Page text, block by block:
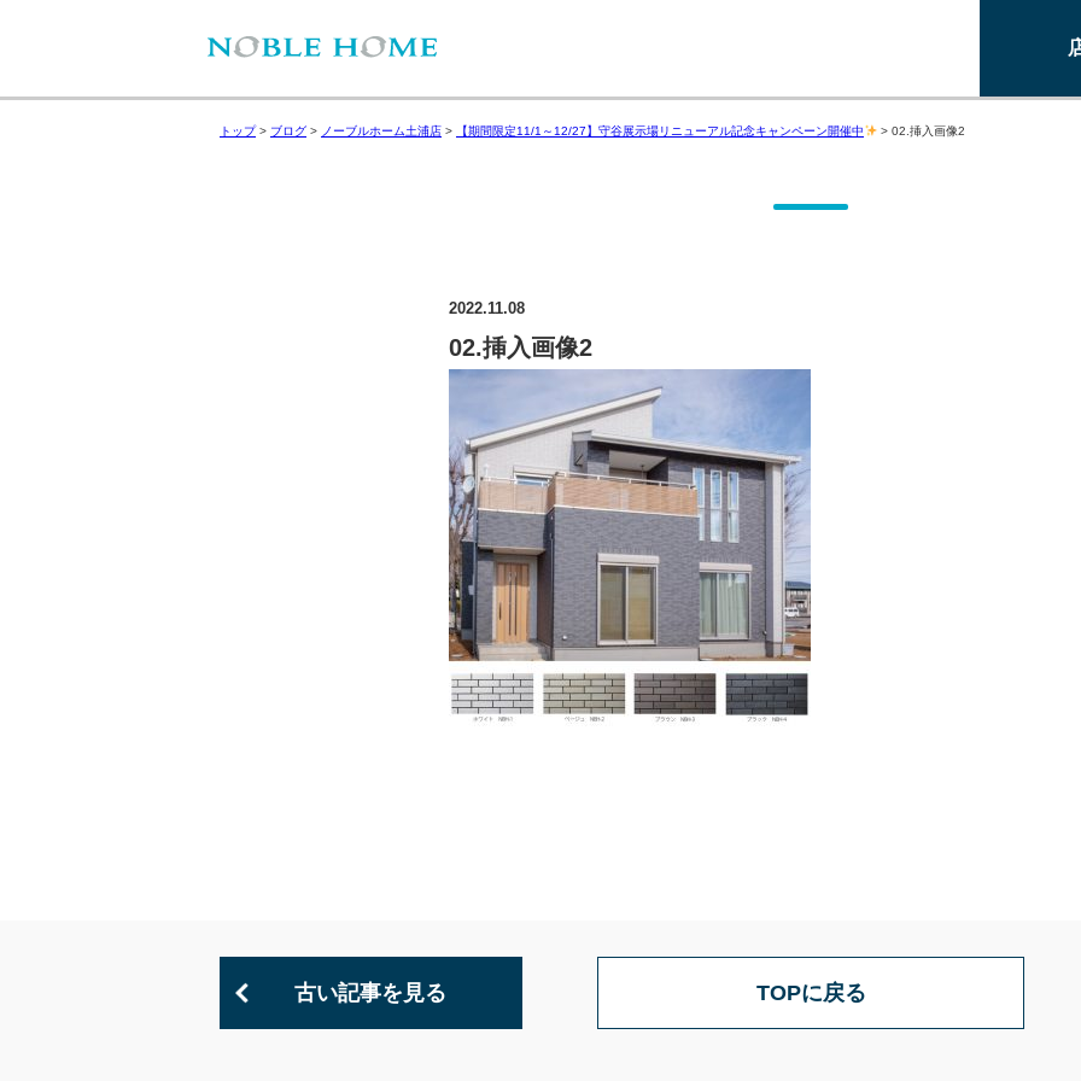
トップ> ブログ > ノーブルホーム土浦店 > 【期間限定11/1～12/27】守谷展示場リニューアル記念キャンペーン開催中 >02.挿入画像2
2022.11.08
02.挿入画像2
古い記事を見る TOPに戻る